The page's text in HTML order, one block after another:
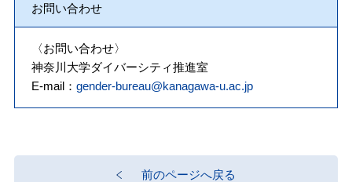
お問い合わせ
〈お問い合わせ〉
神奈川大学ダイバーシティ推進室
E-mail： gender-bureau@kanagawa-u.ac.jp
前のページへ戻る